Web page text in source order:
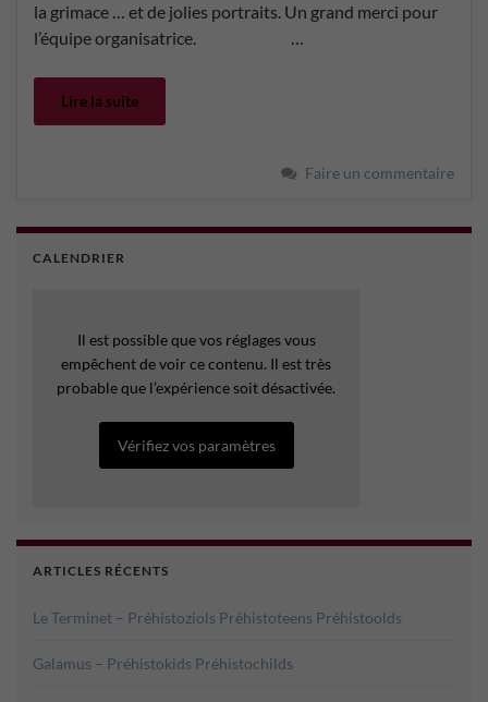
la grimace … et de jolies portraits. Un grand merci pour
l’équipe organisatrice. …
Lire la suite
Faire un commentaire
CALENDRIER
Il est possible que vos réglages vous
empêchent de voir ce contenu. Il est très
probable que l’expérience soit désactivée.
Vérifiez vos paramètres
ARTICLES RÉCENTS
Le Terminet – Préhistoziols Préhistoteens Préhistoolds
Galamus – Préhistokids Préhistochilds